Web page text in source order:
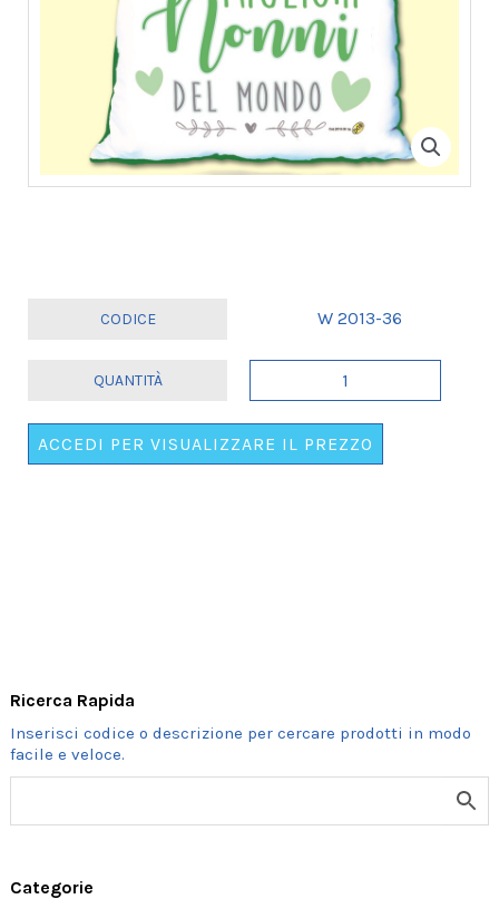
Ricerca Rapida
Categorie
W 2013-36
40X40
"I
ACCEDI PER VISUALIZZARE IL PREZZO